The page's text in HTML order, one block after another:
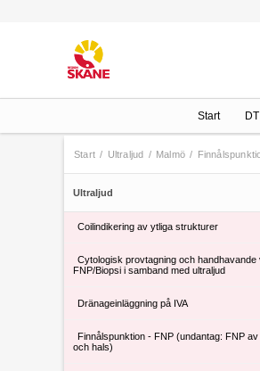
Start
Start / Ultraljud / Malmö /
Ultraljud
Malmö
Abscessdränage
Coilindikering av ytliga strukturer
Cytologisk provtagning och handhavande
FNP/Biopsi i samband med ultraljud
Dränageinläggning på IVA
Finnålspunktion - FNP (undantag: FNP av
och hals)